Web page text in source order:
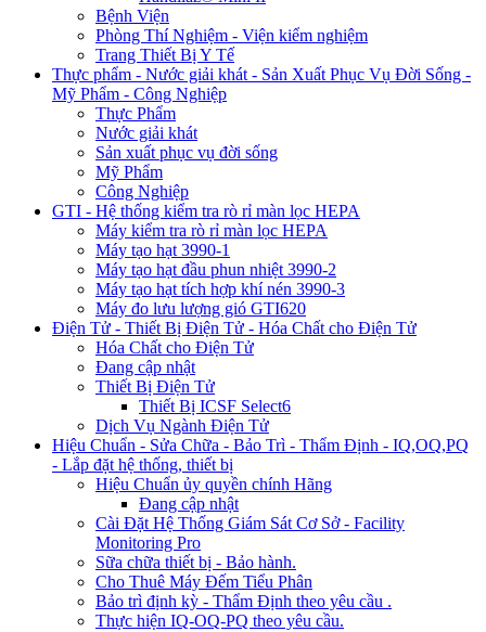
Bệnh Viện
Phòng Thí Nghiệm - Viện kiểm nghiệm
Trang Thiết Bị Y Tế
Thực phẩm - Nước giải khát - Sản Xuất Phục Vụ Đời Sống -
Mỹ Phẩm - Công Nghiệp
Thực Phẩm
Nước giải khát
Sản xuất phục vụ đời sống
Mỹ Phẩm
Công Nghiệp
GTI - Hệ thống kiểm tra rò rỉ màn lọc HEPA
Máy kiểm tra rò rỉ màn lọc HEPA
Máy tạo hạt 3990-1
Máy tạo hạt đầu phun nhiệt 3990-2
Máy tạo hạt tích hợp khí nén 3990-3
Máy đo lưu lượng gió GTI620
Điện Tử - Thiết Bị Điện Tử - Hóa Chất cho Điện Tử
Hóa Chất cho Điện Tử
Đang cập nhật
Thiết Bị Điện Tử
Thiết Bị ICSF Select6
Dịch Vụ Ngành Điện Tử
Hiệu Chuẩn - Sửa Chữa - Bảo Trì - Thẩm Định - IQ,OQ,PQ
- Lắp đặt hệ thống, thiết bị
Hiệu Chuẩn ủy quyền chính Hãng
Đang cập nhật
Cài Đặt Hệ Thống Giám Sát Cơ Sở - Facility
Monitoring Pro
Sữa chữa thiết bị - Bảo hành.
Cho Thuê Máy Đếm Tiểu Phân
Bảo trì định kỳ - Thẩm Định theo yêu cầu .
Thực hiện IQ-OQ-PQ theo yêu cầu.